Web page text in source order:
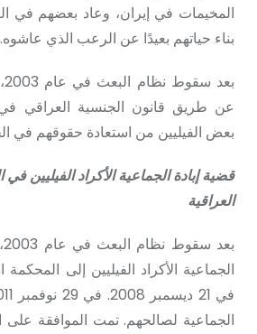
المخيمات في إيران، وعاد بعضهم في
بناء حياتهم بعيدًا عن الرعب الذي عاشوه.
بعض الفيليين من استعادة حقوقهم في
قضية إبادة الجماعية الأكراد الفيليين في
العراقية
الجماعية الأكراد الفيليين إلى المحكمة
الجماعية لصالحهم. تمت الموافقة